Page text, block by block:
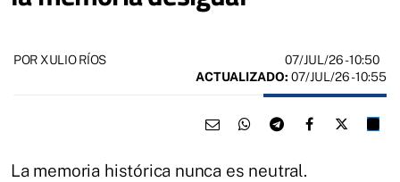
POR XULIO RÍOS 07/JUL/26- 10:50
ACTUALIZADO: 07/JUL/26 - 10:55
La memoria histórica nunca es neutral.